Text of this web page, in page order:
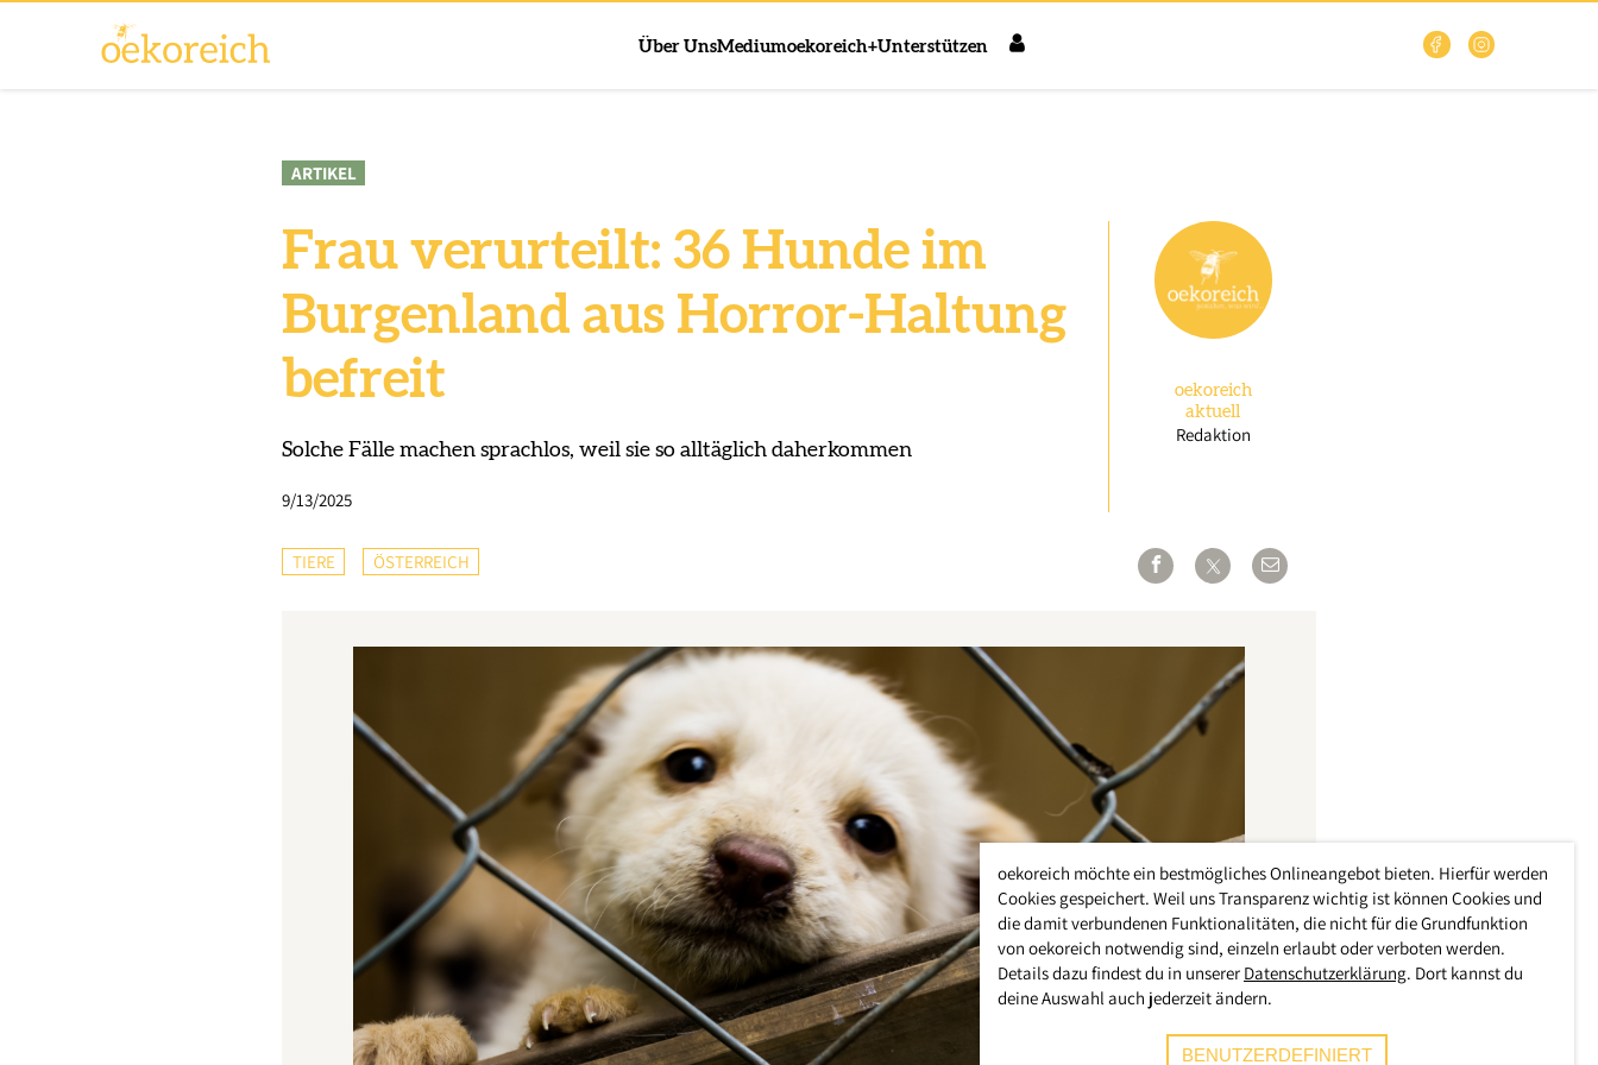
Über UnsMediumoekoreich+Unterstützen
ARTIKEL
Frau verurteilt: 36 Hunde im
Burgenland aus Horror-Haltung
befreit
Solche Fälle machen sprachlos, weil sie so alltäglich daherkommen
9/13/2025
oekoreich
aktuell
Redaktion
TIERE ÖSTERREICH
oekoreich möchte ein bestmögliches Onlineangebot bieten. Hierfür werden
Cookies gespeichert. Weil uns Transparenz wichtig ist können Cookies und
die damit verbundenen Funktionalitäten, die nicht für die Grundfunktion
von oekoreich notwendig sind, einzeln erlaubt oder verboten werden.
Details dazu findest du in unserer Datenschutzerklärung. Dort kannst du
deine Auswahl auch jederzeit ändern.
BENUTZERDEFINIERT